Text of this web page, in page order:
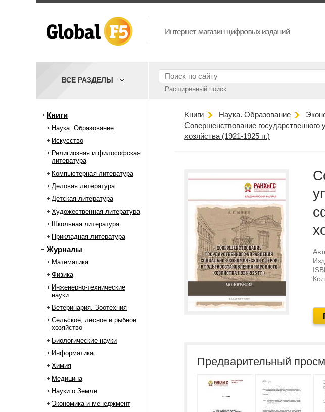
Расширенный поиск
ВСЕ РАЗДЕЛЫ
Книги
Наука. Образование
Искусство
Религиозная и философская
литература
Компьютерная литература
Деловая литература
Детская литература
Художественная литература
Школьная литература
Прикладная литература
Журналы
Математика
Физика
Инженерно-технические
науки
Ветеринария. Зоотехния
Сельское, лесное и рыбное
хозяйство
Биологические науки
Информатика
Химия
Медицина
Науки о Земле
Экономика и менеджмент
Книги Наука. Образование
Совершенствование
хозяйства (1921-1925 гг.)
Предварительный